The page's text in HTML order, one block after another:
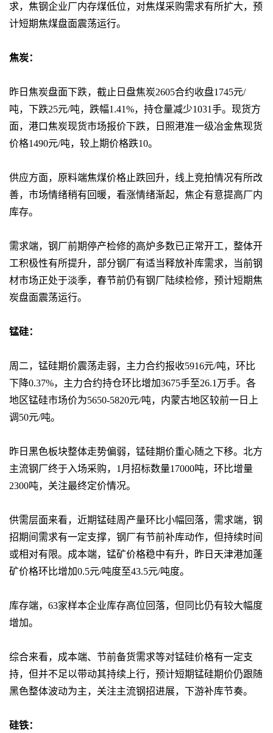
求，焦钢企业厂内存煤低位，对焦煤采购需求有所扩大，预
计短期焦煤盘面震荡运行。
焦炭：
昨日焦炭盘面下跌，截止日盘焦炭2605合约收盘1745元/
吨，下跌25元/吨，跌幅1.41%，持仓量减少1031手。现货方
面，港口焦炭现货市场报价下跌，日照港准一级冶金焦现货
价格1490元/吨，较上期价格跌10。
供应方面，原料端焦煤价格止跌回升，线上竞拍情况有所改
善，市场情绪稍有回暖，看涨情绪渐起，焦企有意提高厂内
库存。
需求端，钢厂前期停产检修的高炉多数已正常开工，整体开
工积极性有所提升，部分钢厂有适当释放补库需求，当前钢
材市场正处于淡季，春节前仍有钢厂陆续检修，预计短期焦
炭盘面震荡运行。
锰硅：
周二，锰硅期价震荡走弱，主力合约报收5916元/吨，环比
下降0.37%，主力合约持仓环比增加3675手至26.1万手。各
地区锰硅市场价为5650-5820元/吨，内蒙古地区较前一日上
调50元/吨。
昨日黑色板块整体走势偏弱，锰硅期价重心随之下移。北方
主流钢厂终于入场采购，1月招标数量17000吨，环比增量
2300吨，关注最终定价情况。
供需层面来看，近期锰硅周产量环比小幅回落，需求端，钢
招期间需求有一定支撑，钢厂有节前补库动作，但持续时间
或相对有限。成本端，锰矿价格稳中有升，昨日天津港加蓬
矿价格环比增加0.5元/吨度至43.5元/吨度。
库存端，63家样本企业库存高位回落，但同比仍有较大幅度
增加。
综合来看，成本端、节前备货需求等对锰硅价格有一定支
持，但并不足以带动其持续上行，预计短期锰硅期价仍跟随
黑色整体波动为主，关注主流钢招进展，下游补库节奏。
硅铁：